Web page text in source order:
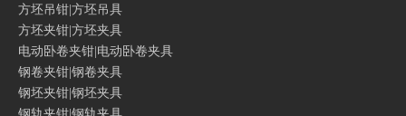
方坯吊钳|方坯吊具
方坯夹钳|方坯夹具
电动卧卷夹钳|电动卧卷夹具
钢卷夹钳|钢卷夹具
钢坯夹钳|钢坯夹具